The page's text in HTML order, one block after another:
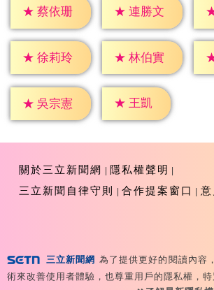
★ 蔡依珊 ★ 連勝文
★ 徐莉玲 ★ 林伯實
★ 吳宗憲 ★ 王凱
關於三立新聞網
隱私權聲明
三立新聞自律守則
合作提案窗口
Copyright ©2026 Sanlih E-
Reserved 版權所有 盜用必究 台北市內
三立新聞網 為了提供更好的閱讀內容
術來改善使用者體驗，也尊重用戶的隱私權，特